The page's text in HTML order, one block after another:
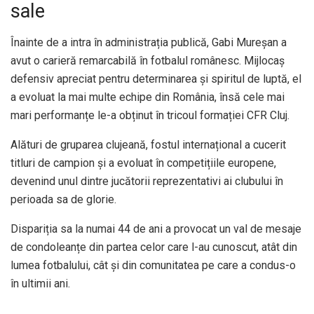
sale
Înainte de a intra în administrația publică, Gabi Mureșan a
avut o carieră remarcabilă în fotbalul românesc. Mijlocaș
defensiv apreciat pentru determinarea și spiritul de luptă, el
a evoluat la mai multe echipe din România, însă cele mai
mari performanțe le-a obținut în tricoul formației CFR Cluj.
Alături de gruparea clujeană, fostul internațional a cucerit
titluri de campion și a evoluat în competițiile europene,
devenind unul dintre jucătorii reprezentativi ai clubului în
perioada sa de glorie.
Dispariția sa la numai 44 de ani a provocat un val de mesaje
de condoleanțe din partea celor care l-au cunoscut, atât din
lumea fotbalului, cât și din comunitatea pe care a condus-o
în ultimii ani.